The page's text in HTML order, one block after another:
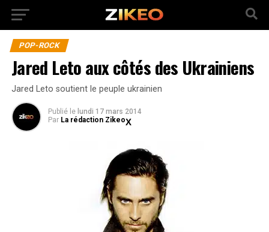
POP-ROCK
Jared Leto aux côtés des Ukrainiens
Jared Leto soutient le peuple ukrainien
Publié le lundi 17 mars 2014
Par La rédaction Zikeo